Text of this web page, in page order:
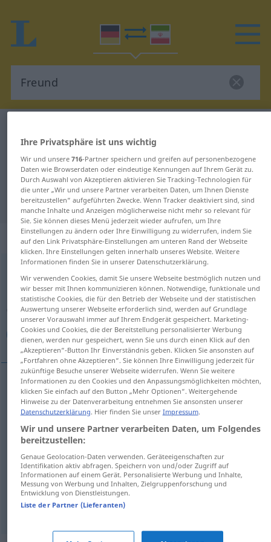
Deutsch-Persisch Übersetzung für
"Freund"
"Freund" Persisch Übersetzung
„Freund“: Maskulinum
Übersicht aller Übersetzungen
(Für mehr Details die Übersetzung anklicken/antippen)
دوست, دوستدار, رفیق, دوست پسر, اندیوال
دوست [dust] Freund
رفیق [rafiġ] Freund
دوست [dust-e pesar]
دوستدار [dust-dār] Freund
Ihre Privatsphäre ist uns wichtig
Wir und unsere 716-Partner speichern und greifen auf personenbezogene
Daten wie Browserdaten oder eindeutige Kennungen auf Ihrem Gerät zu.
Durch Auswahl von Akzeptieren aktivieren Sie Tracking-Technologien für
die unter „Wir und unsere Partner verarbeiten Daten, um Ihnen Dienste
bereitzustellen“ aufgeführten Zwecke. Wenn Tracker deaktiviert sind, sind
manche Inhalte und Anzeigen möglicherweise nicht mehr so relevant für
Sie. Sie können dieses Menü jederzeit wieder aufrufen, um Ihre
Einstellungen zu ändern oder Ihre Einwilligung zu widerrufen, indem Sie
auf den Link Privatsphäre-Einstellungen am unteren Rand der Webseite
klicken. Ihre Einstellungen gelten innerhalb unseres Website. Weitere
Informationen finden Sie in unserer Datenschutzerklärung.
Wir verwenden Cookies, damit Sie unsere Webseite bestmöglich nutzen und
wir besser mit Ihnen kommunizieren können. Notwendige, funktionale und
statistische Cookies, die für den Betrieb der Webseite und der statistischen
Auswertung unserer Webseite erforderlich sind, werden auf Grundlage
unserer Vorauswahl immer auf Ihrem Endgerät gespeichert. Marketing-
Cookies und Cookies, die der Bereitstellung personalisierter Werbung
dienen, werden nur gespeichert, wenn Sie uns durch einen Klick auf den
„Akzeptieren“-Button Ihr Einverständnis geben. Klicken Sie ansonsten auf
„Fortfahren ohne Akzeptieren“. Sie können Ihre Einwilligung jederzeit für
zukünftige Besuche unserer Webseite widerrufen. Wenn Sie weitere
Informationen zu den Cookies und den Anpassungsmöglichkeiten möchten,
klicken Sie einfach auf den Button „Mehr Optionen“. Weitergehende
Hinweise zu der Datenverarbeitung entnehmen Sie ansonsten unserer
Datenschutzerklärung. Hier finden Sie unser Impressum.
Wir und unsere Partner verarbeiten Daten, um Folgendes
bereitzustellen:
Genaue Geolocation-Daten verwenden. Geräteeigenschaften zur
Identifikation aktiv abfragen. Speichern von und/oder Zugriff auf
Informationen auf einem Gerät. Personalisierte Werbung und Inhalte,
Messung von Werbung und Inhalten, Zielgruppenforschung und
Entwicklung von Dienstleistungen.
Liste der Partner (Lieferanten)